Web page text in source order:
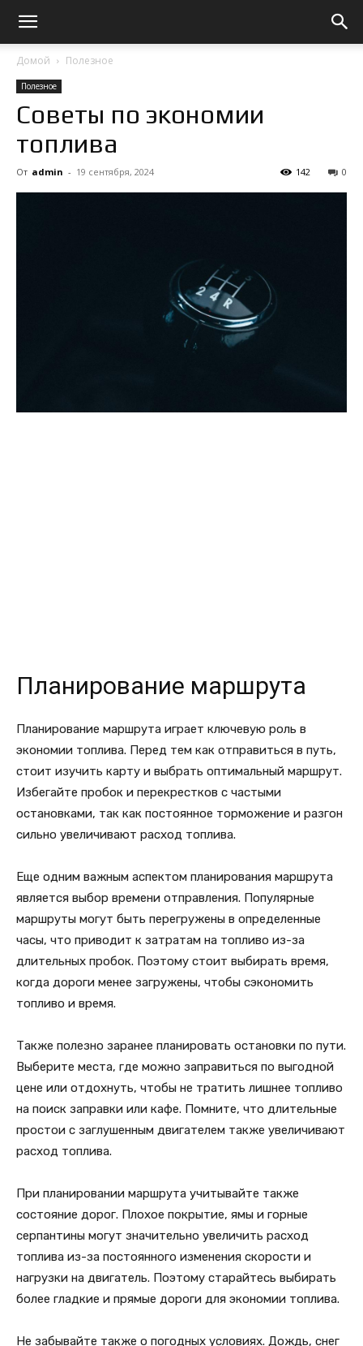
Домой Полезное
Полезное
Советы по экономии
топлива
От admin - 19 сентября, 2024 0
142
Планирование маршрута
Планирование маршрута играет ключевую роль в
экономии топлива. Перед тем как отправиться в путь,
стоит изучить карту и выбрать оптимальный маршрут.
Избегайте пробок и перекрестков с частыми
остановками, так как постоянное торможение и разгон
сильно увеличивают расход топлива.
Еще одним важным аспектом планирования маршрута
является выбор времени отправления. Популярные
маршруты могут быть перегружены в определенные
часы, что приводит к затратам на топливо из-за
длительных пробок. Поэтому стоит выбирать время,
когда дороги менее загружены, чтобы сэкономить
топливо и время.
Также полезно заранее планировать остановки по пути.
Выберите места, где можно заправиться по выгодной
цене или отдохнуть, чтобы не тратить лишнее топливо
на поиск заправки или кафе. Помните, что длительные
простои с заглушенным двигателем также увеличивают
расход топлива.
При планировании маршрута учитывайте также
состояние дорог. Плохое покрытие, ямы и горные
серпантины могут значительно увеличить расход
топлива из-за постоянного изменения скорости и
нагрузки на двигатель. Поэтому старайтесь выбирать
более гладкие и прямые дороги для экономии топлива.
Не забывайте также о погодных условиях. Дождь, снег